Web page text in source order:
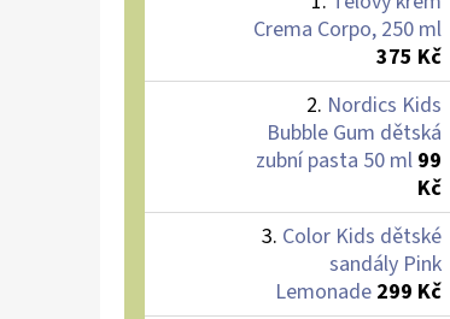
Crema Corpo, 250 ml
375 Kč
Nordics Kids
Bubble Gum dětská
zubní pasta 50 ml 99
Kč
Color Kids dětské
sandály Pink
Lemonade 299 Kč